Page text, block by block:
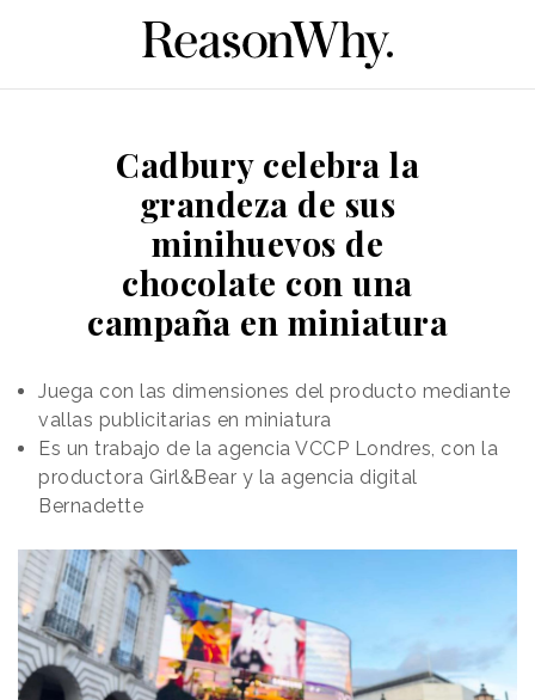
Cadbury celebra la
grandeza de sus
minihuevos de
chocolate con una
campaña en miniatura
Juega con las dimensiones del producto mediante
vallas publicitarias en miniatura
Es un trabajo de la agencia VCCP Londres, con la
productora Girl&Bear y la agencia digital
Bernadette